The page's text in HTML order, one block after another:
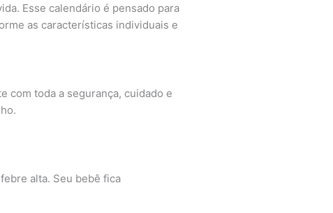
Esse calendário é pensado para
as características individuais e
com toda a segurança, cuidado e
alta. Seu bebê fica